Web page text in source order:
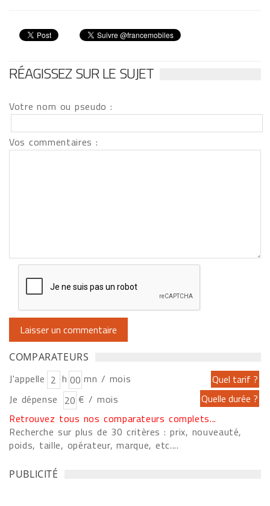
RÉAGISSEZ SUR LE SUJET
Votre nom ou pseudo :
Vos commentaires :
COMPARATEURS
J'appelle h
mn / mois
Je dépense
€ / mois
Retrouvez tous nos comparateurs complets...
Recherche sur plus de 30 critères : prix, nouveauté,
poids, taille, opérateur, marque, etc....
PUBLICITÉ